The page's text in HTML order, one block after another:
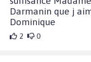
Darmanin que j
Dominique
2 0